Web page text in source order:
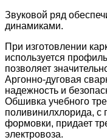
Звуковой ряд
динамиками.
При изготовлении
используется
позволяет
Аргонно-дуговая
надежность и
Обшивка учебного
поливинилхлорида, с
формовки, придает
электровоза.